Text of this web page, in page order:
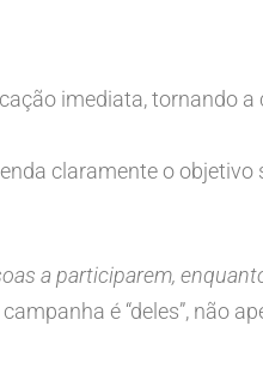
imediata, tornando
claramente o objetivo
a participarem, enquanto
é “deles”, não